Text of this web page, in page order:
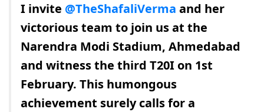
I invite @TheShafaliVerma and her
victorious team to join us at the
Narendra Modi Stadium, Ahmedabad
and witness the third T20I on 1st
February. This humongous
achievement surely calls for a